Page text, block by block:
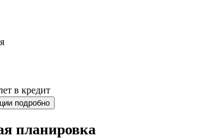
в кредит
подробно
планировка